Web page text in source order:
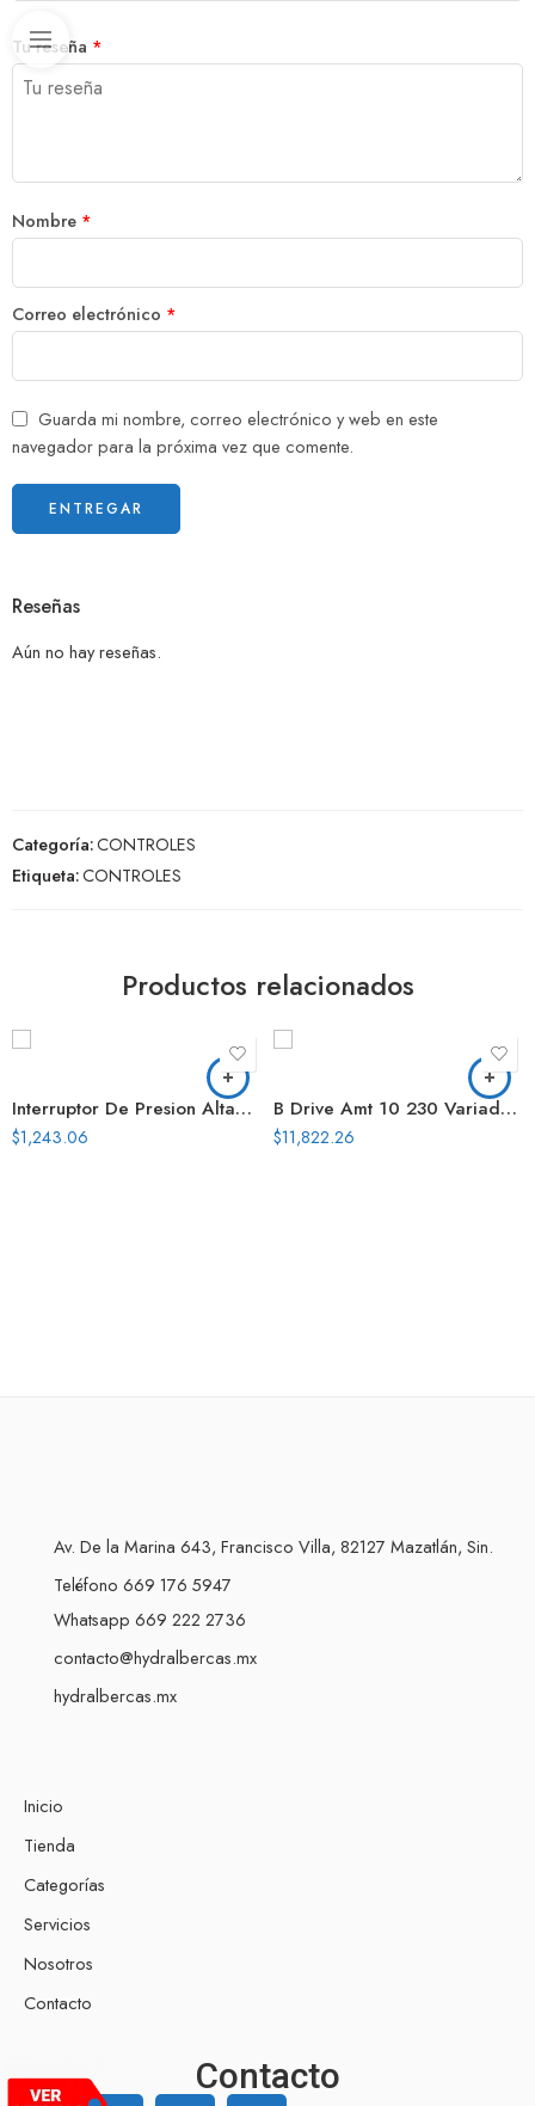
Tu reseña *
Nombre *
Correo electrónico *
Guarda mi nombre, correo electrónico y web en este
navegador para la próxima vez que comente.
Reseñas
Aún no hay reseñas.
Categoría:CONTROLES
Etiqueta:CONTROLES
Productos relacionados
Interruptor De Presion Altamira Para Trabajo Pesado Kpi36 Rango 116 405 Psi
$1,243.06
B Drive Amt 10 230 Variador De Frecuencia Enfriado Por Aire 10Amp. X
$11,822.26
Av. De la Marina 643, Francisco Villa, 82127 Mazatlán, Sin.
Teléfono 669 176 5947
Whatsapp 669 222 2736
contacto@hydralbercas.mx
hydralbercas.mx
Inicio
Tienda
Categorías
Servicios
Nosotros
Contacto
Contacto